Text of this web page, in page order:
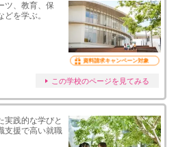
ツ、教育、保
を学ぶ。
資料請求キャンペーン対象
この学校のページを見てみる
実践的な学びと
支援で高い就職